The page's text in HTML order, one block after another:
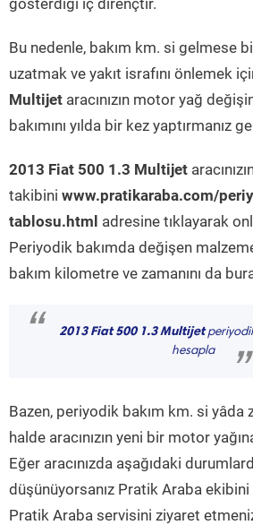
gösterdiği iç dirençtir.
Bu nedenle, bakım km. si gelmese
uzatmak ve yakıt israfını önlemek
Multijet aracınızın motor yağ
bakımını yılda bir kez yaptırmanız
2013 Fiat 500 1.3 Multijet
takibini www.pratikaraba.com/
tablosu.html adresine tıklayarak
Periyodik bakımda değişen
bakım kilometre ve zamanını da
“ 2013 Fiat 500 1.3 Multijetperiyodik
hesapla
”
Bazen, periyodik bakım km. si yâda
halde aracınızın yeni bir motor
Eğer aracınızda aşağıdaki
düşünüyorsanız Pratik Araba ekibini
Pratik Araba servisini ziyaret